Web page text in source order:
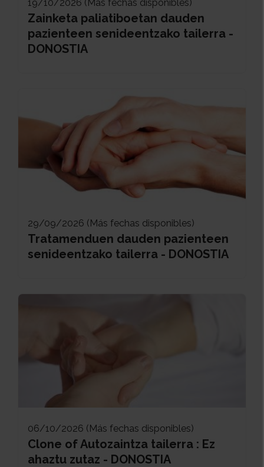
19/10/2026 (Más fechas disponibles)
Zainketa paliatiboetan dauden
pazienteen senideentzako tailerra -
DONOSTIA
29/09/2026 (Más fechas disponibles)
Tratamenduen dauden pazienteen
senideentzako tailerra - DONOSTIA
06/10/2026 (Más fechas disponibles)
Clone of Autozaintza tailerra : Ez
ahaztu zutaz - DONOSTIA